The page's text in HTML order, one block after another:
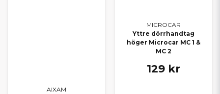
AIXAM
MICROCAR
Yttre dörrhandtag
höger Microcar MC 1 &
MC 2
129 kr